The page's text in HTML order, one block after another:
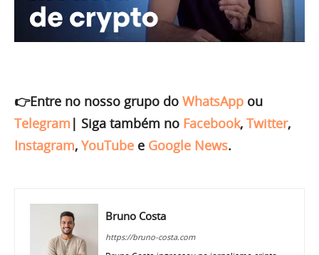
👉Entre no nosso grupo do WhatsApp ou
Telegram | Siga também no Facebook, Twitter,
Instagram, YouTube e Google News.
Bruno Costa
https://bruno-costa.com